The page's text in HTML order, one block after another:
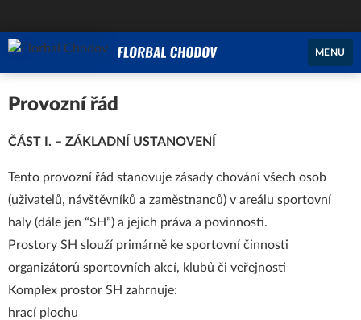
MENU
Provozní řád
ČÁST I. – ZÁKLADNÍ USTANOVENÍ
Tento provozní řád stanovuje zásady chování všech osob
(uživatelů, návštěvníků a zaměstnanců) v areálu sportovní
haly (dále jen “SH”) a jejich práva a povinnosti.
Prostory SH slouží primárně ke sportovní činnosti
organizátorů sportovních akcí, klubů či veřejnosti
Komplex prostor SH zahrnuje:
hrací plochu